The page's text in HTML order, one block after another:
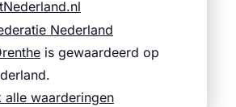
is gewaardeerd op
alle waarderingen